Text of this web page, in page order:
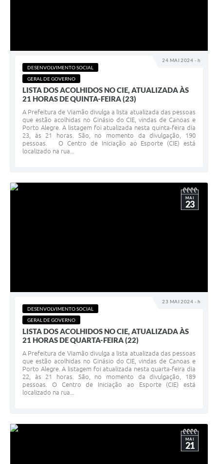
24 MAI 2024 - h
DESENVOLVIMENTO SOCIAL
GERAL DE GOVERNO
LISTA DOS ACOLHIDOS NO CIE, ATUALIZADA ÀS
21 HORAS DE QUINTA-FEIRA (23)
A Prefeitura de Viamão divulga a lista atualizada das pessoas
que estão acolhidas no Ginásio do CIE, vindas de Canoas e
Porto Alegre. A listagem foi atualizada nesta quinta-feira dia
23, às 21 horas. São, no momento da divulgação, 190
pessoas. O Centro de Iniciação ao Esporte (CIE) está
localizado na rua...
23 MAI 2024 - h
MAI
23
DESENVOLVIMENTO SOCIAL
GERAL DE GOVERNO
LISTA DOS ACOLHIDOS NO CIE, ATUALIZADA ÀS
21 HORAS DE QUARTA-FEIRA (22)
A Prefeitura de Viamão divulga a lista atualizada das pessoas
que estão acolhidas no Ginásio do CIE, vindas de Canoas e
Porto Alegre. A listagem foi atualizada nesta quarta-feira dia
22, às 21 horas. São, no momento da divulgação, 189
pessoas. O Centro de Iniciação ao Esporte (CIE) está
localizado na rua...
MAI
21